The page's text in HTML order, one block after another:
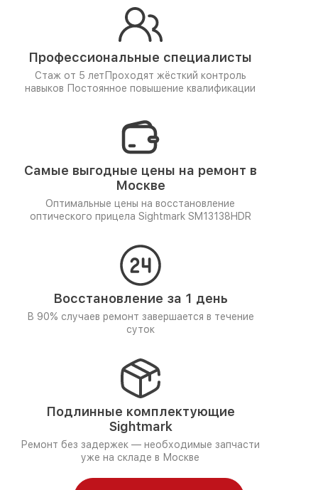
Профессиональные специалисты
Стаж от 5 лет Проходят жёсткий контроль
навыков Постоянное повышение квалификации
Самые выгодные цены на ремонт в
Москве
Оптимальные цены на восстановление
оптического прицела Sightmark SM13138HDR
Восстановление за 1 день
В 90% случаев ремонт завершается в течение
суток
Подлинные комплектующие
Sightmark
Ремонт без задержек — необходимые запчасти
уже на складе в Москве